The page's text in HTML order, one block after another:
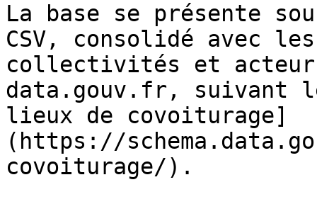
La base se présente
CSV, consolidé avec
collectivités et
data.gouv.fr, suivant
lieux de covoiturage]
(https://
covoiturage/).